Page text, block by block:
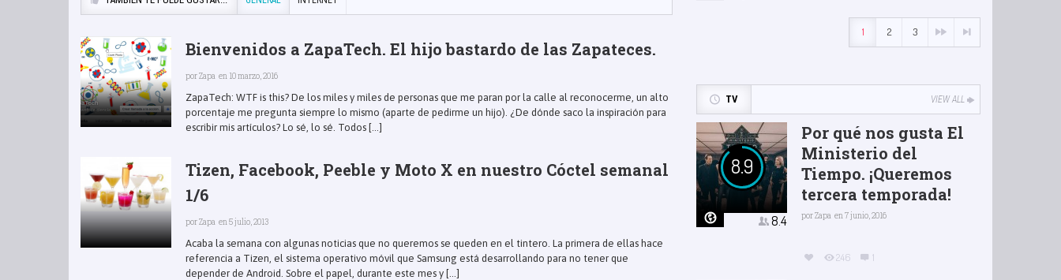
Bienvenidos a ZapaTech. El hijo bastardo de las Zapateces.
porZapa en 10 marzo, 2016
ZapaTech: WTF is this? De los miles y miles de personas que me paran por la calle al reconocerme, un alto
porcentaje me pregunta siempre lo mismo (aparte de pedirme un hijo). ¿De dónde saco la inspiración para
escribir mis artículos? Lo sé, lo sé. Todos [...]
Tizen, Facebook, Peeble y Moto X en nuestro Cóctel semanal
1/6
porZapa en 5 julio, 2013
Acaba la semana con algunas noticias que no queremos se queden en el tintero. La primera de ellas hace
referencia a Tizen, el sistema operativo móvil que Samsung está desarrollando para no tener que
depender de Android. Sobre el papel, durante este mes y [...]
1 2 3
TV VIEW ALL
8.9
8.4
Por qué nos gusta El
Ministerio del
Tiempo. ¡Queremos
tercera temporada!
porZapa en 7 junio, 2016
246 1